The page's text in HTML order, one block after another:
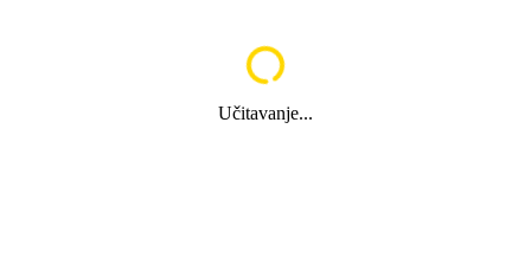
Učitavanje...